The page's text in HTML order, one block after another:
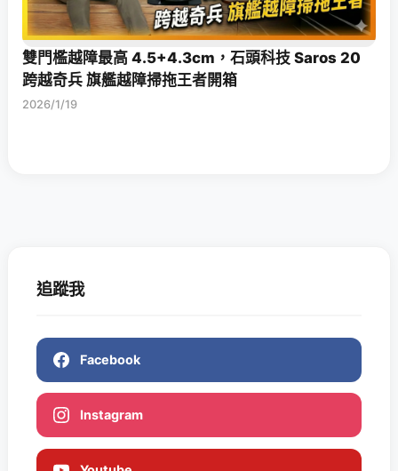
雙門檻越障最高 4.5+4.3cm，石頭科技 Saros 20
跨越奇兵 旗艦越障掃拖王者開箱
2026/1/19
追蹤我
Facebook
Instagram